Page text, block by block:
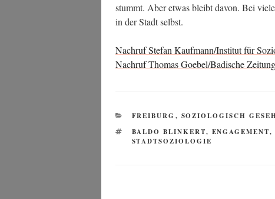
stummt. Aber etwas bleibt davon. Bei
in der Stadt selbst.
Nach­ruf Ste­fan Kaufmann/Institut für
Nach­ruf Tho­mas Goebel/Badische Zeitung
KATEGORIEN
FREIBURG , SOZIOLOGISCH
SCHLAGWÖRTER
BALDO BLINKERT, ENGAGEMENT,
STADTSOZIOLOGIE